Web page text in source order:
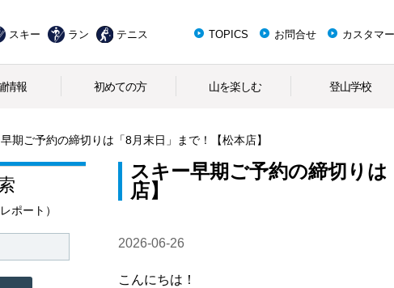
スキー ラン テニス TOPICS お問合せ カスタマ
情報 初めての方 山を楽しむ 登山学校
期ご予約の締切りは「8月末日」まで！【松本店】
ポート）
スキー早期ご予約の締切り
店】
2026-06-26
こんにちは！